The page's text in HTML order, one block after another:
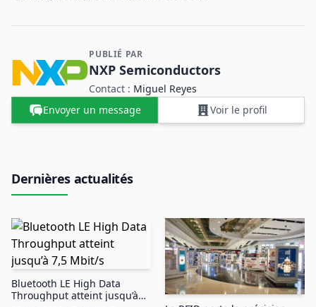
Contact et informations sur l'entreprise
PUBLIÉ PAR
NXP Semiconductors
Contact : Miguel Reyes
Envoyer un message
Voir le profil
Dernières actualités
Bluetooth LE High Data
Throughput atteint jusqu’à